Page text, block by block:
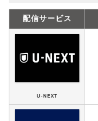
配信サービス
U-NEXT